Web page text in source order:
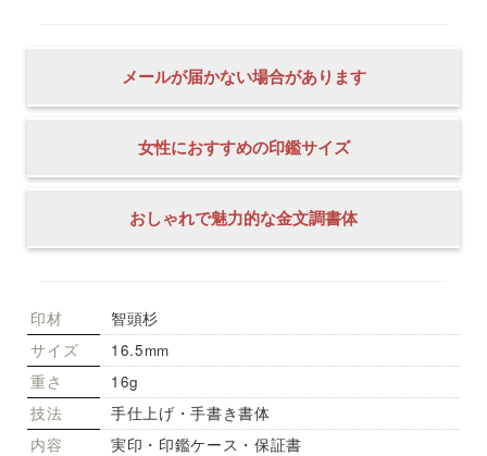
メールが届かない場合があります
女性におすすめの印鑑サイズ
おしゃれで魅力的な金文調書体
印材
智頭杉
サイズ
16.5mm
重さ
16g
技法
手仕上げ・手書き書体
内容
実印・印鑑ケース・保証書